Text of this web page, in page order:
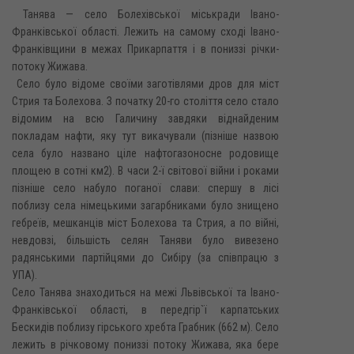
Танява — село Болехівської міськради Івано-
Франківської області. Лежить на самому сході Івано-
Франківщини в межах Прикарпаття і в пониззі річки-
потоку Жижава.
Село було відоме своїми заготівлями дров для міст
Стрия та Болехова. З початку 20-го століття село стало
відомим на всю Галичину завдяки віднайденим
покладам нафти, яку тут викачували (пізніше назвою
села було названо ціле нафтогазоносне родовище
площею в сотні км2). В часи 2-ї світової війни і роками
пізніше село набуло поганої слави: спершу в лісі
поблизу села німецькими загарбниками було знищено
гебреїв, мешканців міст Болехова та Стрия, а по війні,
невдовзі, більшість селян Таняви було вивезено
радянськими партійцями до Сибіру (за співпрацю з
УПА).
Село Танява знаходиться на межі Львівської та Івано-
Франківської області, в передгір`ї карпатських
Бескидів поблизу гірського хребта Грабник (662 м). Село
лежить в річковому пониззі потоку Жижава, яка бере